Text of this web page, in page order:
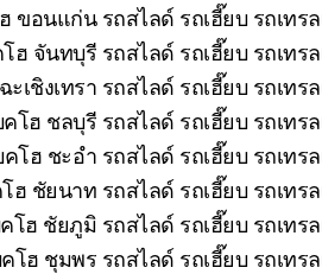
ขอนแก่น รถสไลด์ รถเฮี๊ยบ รถเทร
ฮ จันทบุรี รถสไลด์ รถเฮี๊ยบ รถเทร
เชิงเทรา รถสไลด์ รถเฮี๊ยบ รถเท
โฮ ชลบุรี รถสไลด์ รถเฮี๊ยบ รถเทร
โฮ ชะอำ รถสไลด์ รถเฮี๊ยบ รถเทร
ชัยนาท รถสไลด์ รถเฮี๊ยบ รถเทร
โฮ ชัยภูมิ รถสไลด์ รถเฮี๊ยบ รถเทร
โฮ ชุมพร รถสไลด์ รถเฮี๊ยบ รถเทร